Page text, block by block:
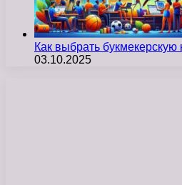
Как выбрать
03.10.2025